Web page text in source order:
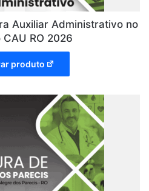
Auxiliar Administrativo no
RO 2026
produto